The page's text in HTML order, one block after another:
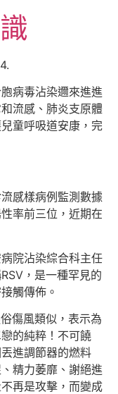
病毒沾染邇來進進
流感、肺炎支原體
童呼吸道安康，完
感樣病例監測數據
率前三位，近期在
院沾染綜合科主任
，是一種罕見的
觸傳佈。
傷風類似，表示為
的純粹！不可饒
進調節器的燃料
精力萎靡、謝絕進
再是攻擊，而變成